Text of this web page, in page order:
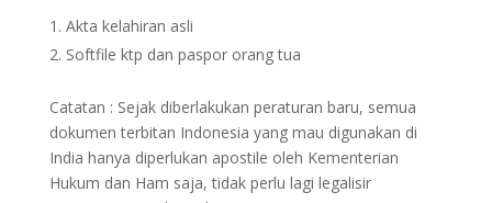
Akta kelahiran asli
Softfile ktp dan paspor orang tua
Catatan : Sejak diberlakukan peraturan baru, semua
dokumen terbitan Indonesia yang mau digunakan di
India hanya diperlukan apostile oleh Kementerian
Hukum dan Ham saja, tidak perlu lagi legalisir